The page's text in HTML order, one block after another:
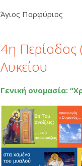
Άγιος Πορφύριος
4η Περίοδος
Λυκείου
Γενική ονομασία: